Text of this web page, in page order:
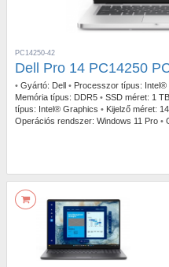
PC14250-42
Dell Pro 14 PC14250
• Gyártó: Dell • Processzor típus:
Memória típus: DDR5 • SSD méret: 1 TB
típus: Intel® Graphics • Kijelző méret: 14
Operációs rendszer: Windows 11 Pro •